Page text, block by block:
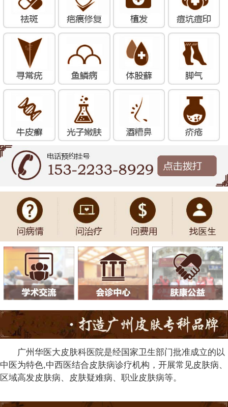
广州华医大皮肤科医院是经国家卫生部门批准成立的以
中医为特色,中西医结合皮肤病诊疗机构，开展常见皮肤病、
区域高发皮肤病、皮肤疑难病、职业皮肤病等。